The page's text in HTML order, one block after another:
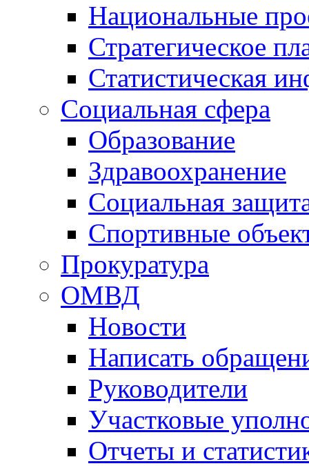
Национальные
Стратегическое
Статистическая
Социальная сфера
Образование
Здравоохранение
Социальная
Спортивные
Прокуратура
ОМВД
Новости
Написать
Руководители
Участковые
Отчеты и